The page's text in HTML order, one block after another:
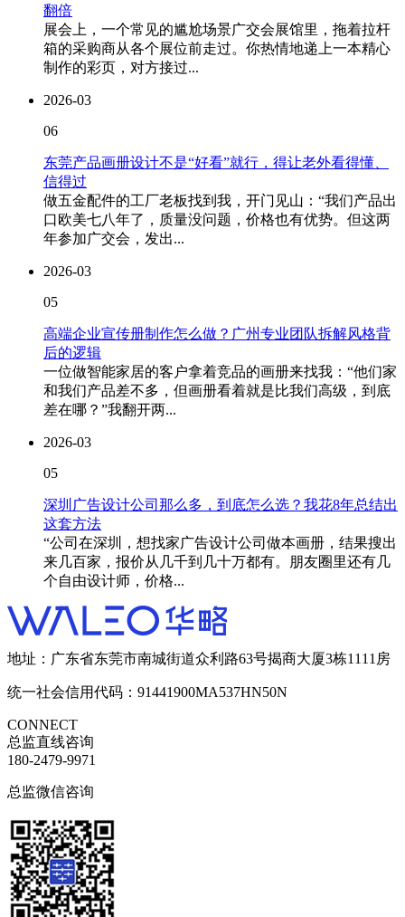
翻倍
展会上，一个常见的尴尬场景广交会展馆里，拖着拉杆
箱的采购商从各个展位前走过。你热情地递上一本精心
制作的彩页，对方接过...
2026-03
06
东莞产品画册设计不是“好看”就行，得让老外看得懂、
信得过
做五金配件的工厂老板找到我，开门见山：“我们产品出
口欧美七八年了，质量没问题，价格也有优势。但这两
年参加广交会，发出...
2026-03
05
高端企业宣传册制作怎么做？广州专业团队拆解风格背
后的逻辑
一位做智能家居的客户拿着竞品的画册来找我：“他们家
和我们产品差不多，但画册看着就是比我们高级，到底
差在哪？”我翻开两...
2026-03
05
深圳广告设计公司那么多，到底怎么选？我花8年总结出
这套方法
“公司在深圳，想找家广告设计公司做本画册，结果搜出
来几百家，报价从几千到几十万都有。朋友圈里还有几
个自由设计师，价格...
地址：广东省东莞市南城街道众利路63号揭商大厦3栋1111房
统一社会信用代码：91441900MA537HN50N
CONNECT
总监直线咨询
180-2479-9971
总监微信咨询